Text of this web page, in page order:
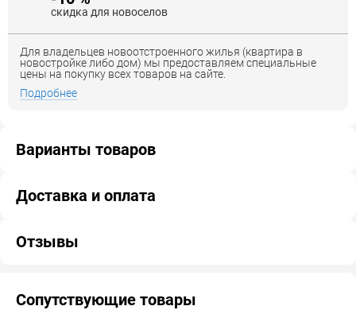
скидка для новоселов
Для владельцев новоотстроенного жилья (квартира в
новостройке либо дом) мы предоставляем специальные
цены на покупку всех товаров на сайте.
Подробнее
Варианты товаров
Доставка и оплата
Отзывы
Сопутствующие товары